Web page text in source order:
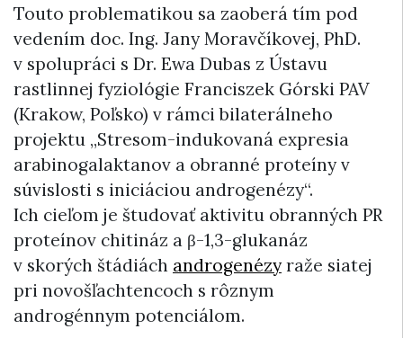
Touto problematikou sa zaoberá tím pod
vedením doc. Ing. Jany Moravčíkovej, PhD.
v spolupráci s Dr. Ewa Dubas z Ústavu
rastlinnej fyziológie Franciszek Górski PAV
(Krakow, Poľsko) v rámci bilaterálneho
projektu „Stresom-indukovaná expresia
arabinogalaktanov a obranné proteíny v
súvislosti s iniciáciou androgenézy“.
Ich cieľom je študovať aktivitu obranných PR
proteínov chitináz a β-1,3-glukanáz
v skorých štádiách androgenézyraže siatej
pri novošľachtencoch s rôznym
androgénnym potenciálom.